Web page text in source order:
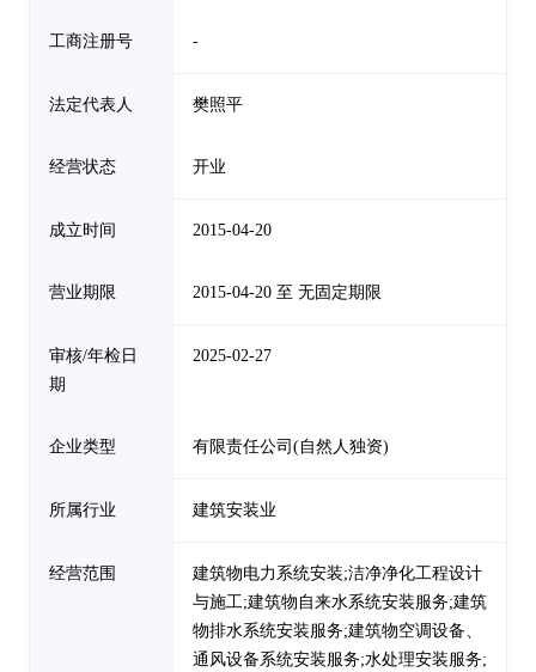
工商注册号 -
法定代表人 樊照平
经营状态 开业
成立时间 2015-04-20
营业期限 2015-04-20 至 无固定期限
审核/年检日
期
2025-02-27
企业类型 有限责任公司(自然人独资)
所属行业 建筑安装业
经营范围
建筑物电力系统安装;洁净净化工程设计
与施工;建筑物自来水系统安装服务;建筑
物排水系统安装服务;建筑物空调设备、
通风设备系统安装服务;水处理安装服务;